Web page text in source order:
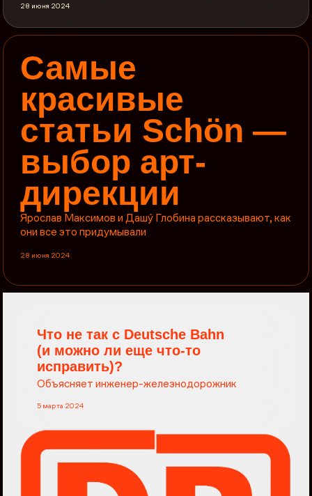
28 июня 2024
Самые
красивые
статьи Schön —
выбор арт-
дирекции
Ярослав Максимов и Дашý Глобина рассказывают, как
они все это придумывали
28 июня 2024
Что не так с Deutsche Bahn
(и можно ли еще что-то
исправить)?
Объясняет инженер-железнодорожник
5 марта 2024